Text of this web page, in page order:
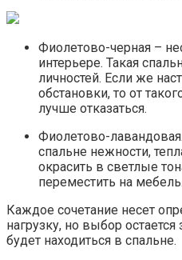
Фиолетово-черная –
интерьере. Такая
личностей. Если же
обстановки, то от
лучше отказаться.
Фиолетово-
спальне нежности,
окрасить в светлые
переместить на мебель.
Каждое сочетание несет
нагрузку, но выбор
будет находиться в спальне.